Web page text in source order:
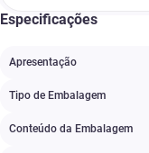
Especificações
Apresentação
Tipo de Embalagem
Conteúdo da Embalagem